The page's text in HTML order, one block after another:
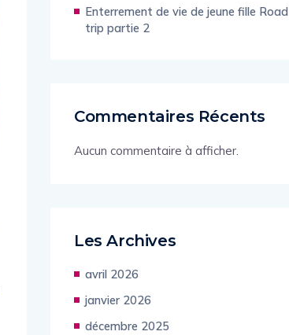
Enterrement de vie de jeune fille Road
trip partie 2
Commentaires Récents
Aucun commentaire à afficher.
Les Archives
avril 2026
janvier 2026
décembre 2025